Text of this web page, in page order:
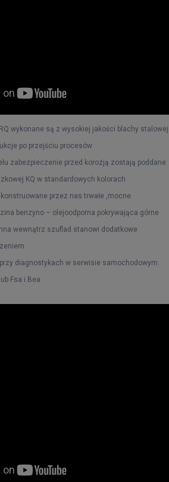
wykonane są z wysokiej jakości blachy stalowej
po przejściu procesów
zabezpieczenie przed korozją zostają poddane
KQ w standardowych kolorach
przez nas trwałe ,mocne
benzyno – olejoodporna pokrywająca górne
wewnątrz szuflad stanowi dodatkowe
diagnostykach w serwisie samochodowym.
Fsa i Bea